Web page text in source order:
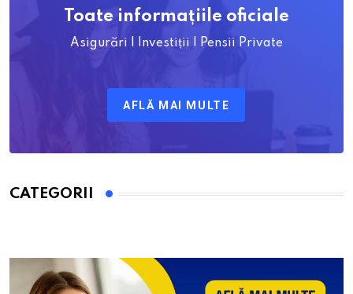
Toate informațiile oficiale
Asigurări | Investiții | Pensii Private
AFLĂ MAI MULTE
CATEGORII